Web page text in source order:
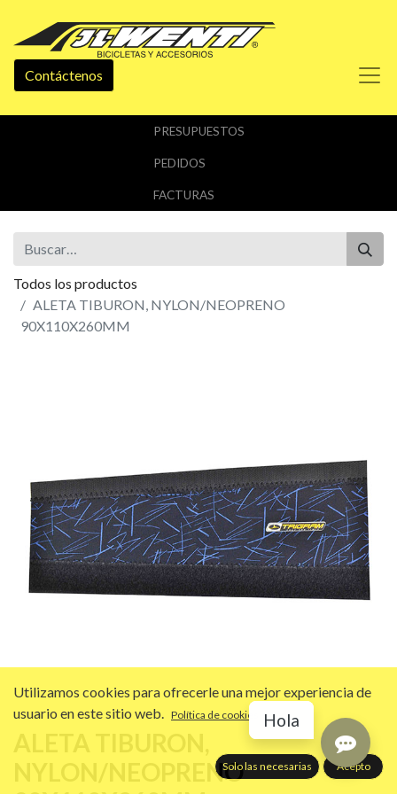
Contáctenos
PRESUPUESTOS
PEDIDOS
FACTURAS
Todos los productos
ALETA TIBURON, NYLON/NEOPRENO
90X110X260MM
NYLON/NEOPRENO
Utilizamos cookies para ofrecerle una mejor experiencia de
usuario en este sitio web. Política de cookies
Solo las necesarias Acepto
Hola